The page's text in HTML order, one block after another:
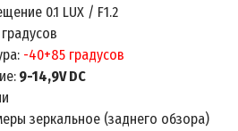
0.1 LUX / F1.2
-40+85 градусов
9-14,9V DC
зеркальное (заднего обзора)